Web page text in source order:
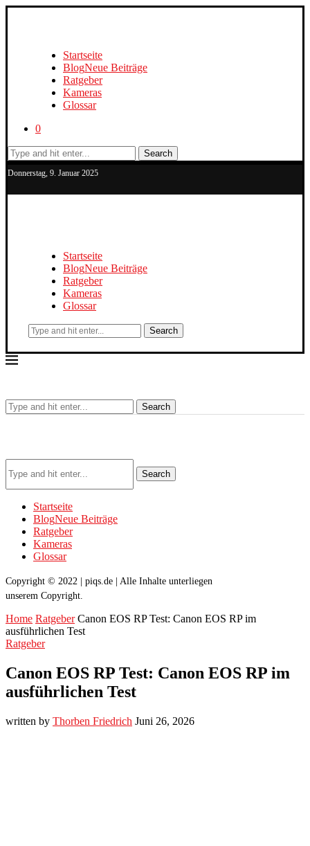
Startseite
BlogNeue Beiträge
Ratgeber
Kameras
Glossar
0
Search
Donnerstag, 9. Januar 2025
Startseite
BlogNeue Beiträge
Ratgeber
Kameras
Glossar
Search
Search
Search
Startseite
BlogNeue Beiträge
Ratgeber
Kameras
Glossar
Copyright © 2022 | piqs.de | Alle Inhalte unterliegen
unserem Copyright.
Home Ratgeber Canon EOS RP Test: Canon EOS RP im
ausführlichen Test
Ratgeber
Canon EOS RP Test: Canon EOS RP im
ausführlichen Test
written by Thorben Friedrich Juni 26, 2026